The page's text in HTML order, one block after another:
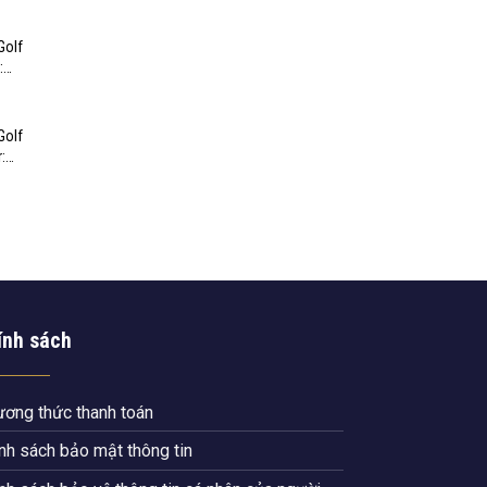
sách
thức thanh toán
sách bảo mật thông tin